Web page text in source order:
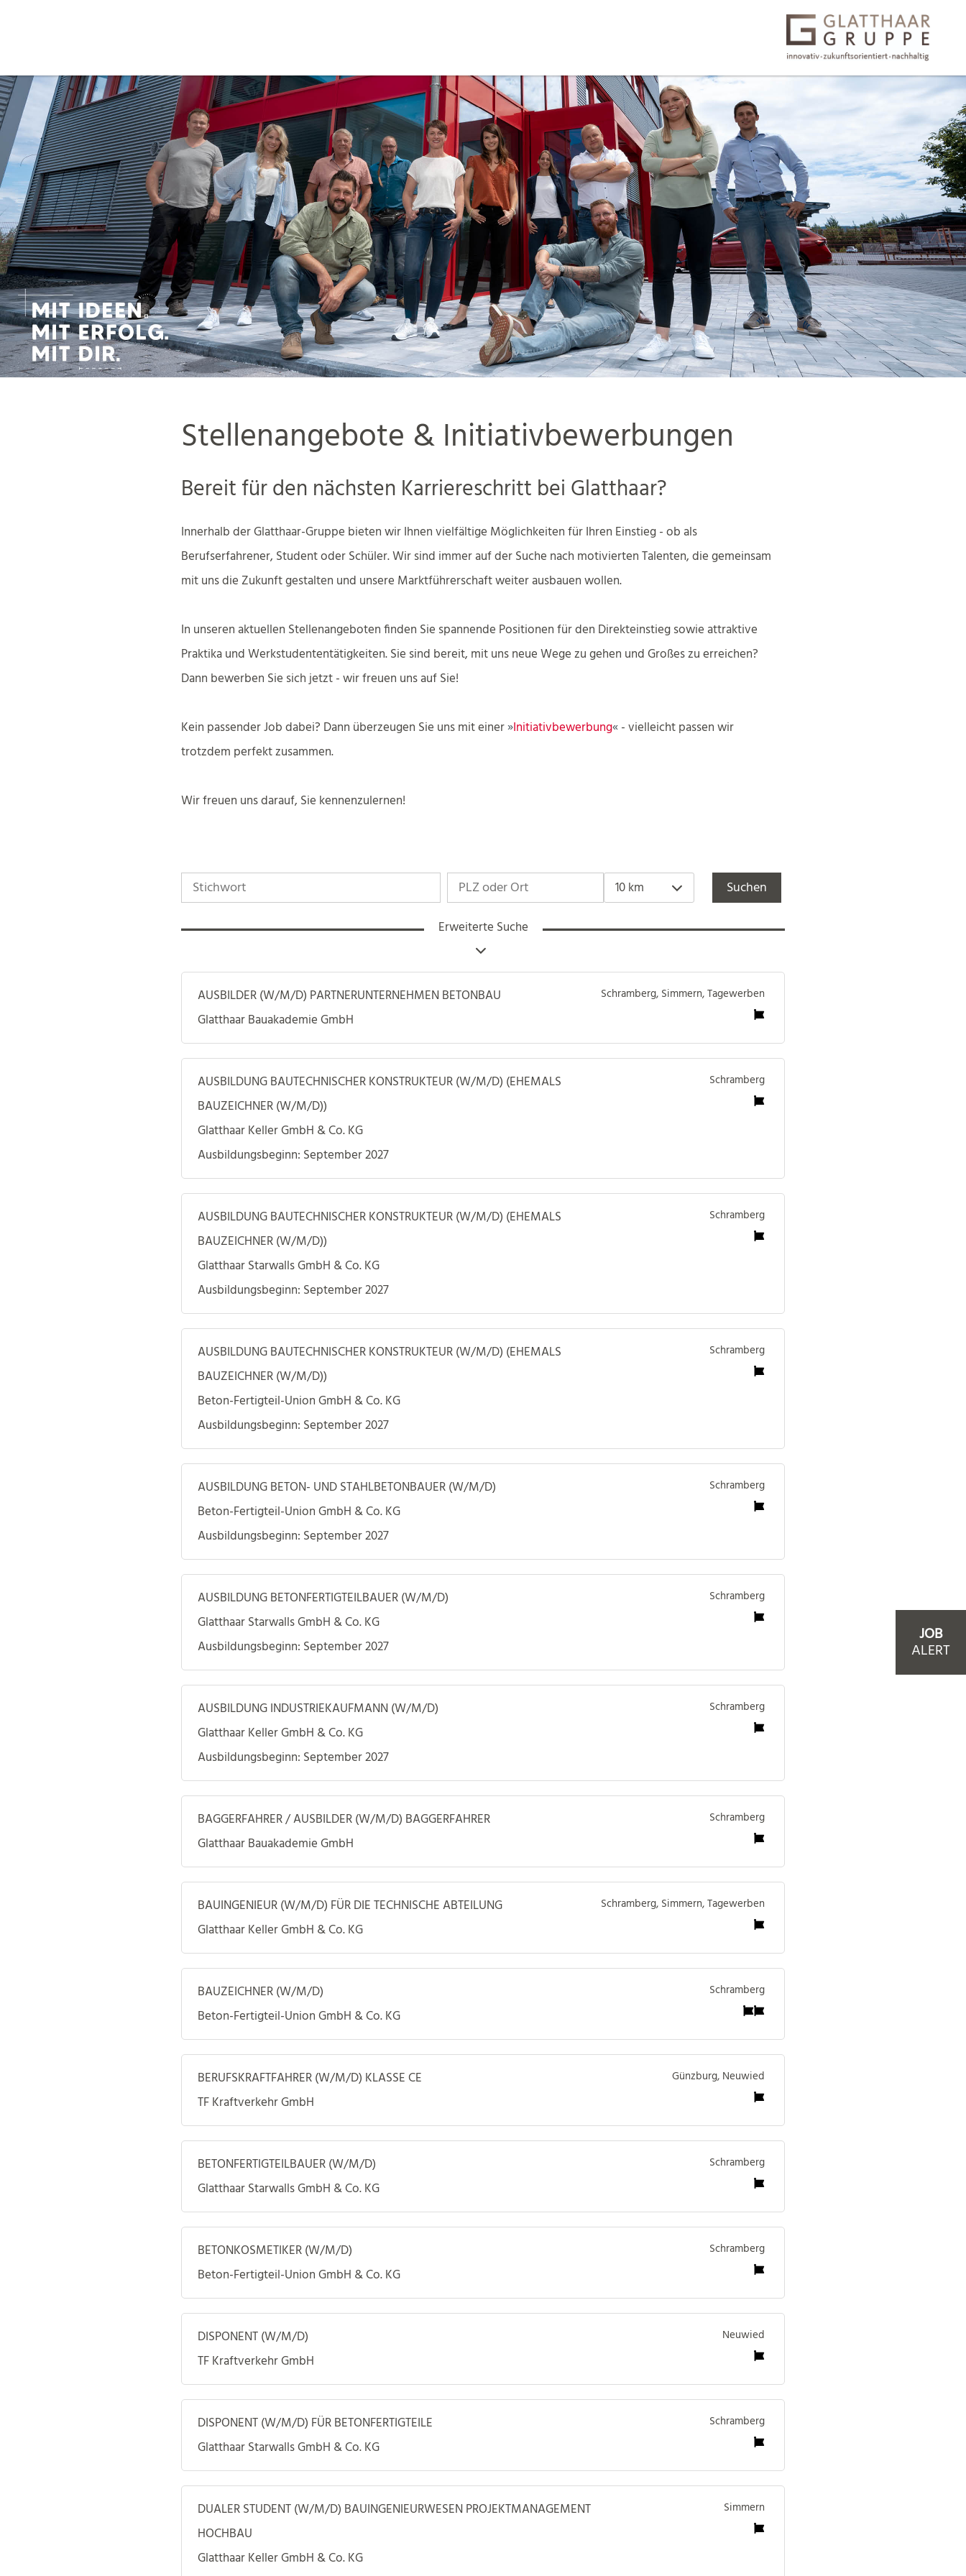
Stellenangebote & Initiativbewerbungen
Bereit für den nächsten Karriereschritt bei Glatthaar?
Innerhalb der Glatthaar-Gruppe bieten wir Ihnen vielfältige Möglichkeiten für Ihren Einstieg - ob als
Berufserfahrener, Student oder Schüler. Wir sind immer auf der Suche nach motivierten Talenten, die gemeinsam
mit uns die Zukunft gestalten und unsere Marktführerschaft weiter ausbauen wollen.
In unseren aktuellen Stellenangeboten finden Sie spannende Positionen für den Direkteinstieg sowie attraktive
Praktika und Werkstudententätigkeiten. Sie sind bereit, mit uns neue Wege zu gehen und Großes zu erreichen?
Dann bewerben Sie sich jetzt - wir freuen uns auf Sie!
Kein passender Job dabei? Dann überzeugen Sie uns mit einer Initiativbewerbung
- vielleicht passen wir
trotzdem perfekt zusammen.
Wir freuen uns darauf, Sie kennenzulernen!
10 km Suchen
Erweiterte Suche
AUSBILDER (W/M/D) PARTNERUNTERNEHMEN BETONBAU
Glatthaar Bauakademie GmbH
Schramberg, Simmern, Tagewerben
AUSBILDUNG BAUTECHNISCHER KONSTRUKTEUR (W/M/D) (EHEMALS
BAUZEICHNER (W/M/D))
Glatthaar Keller GmbH & Co. KG
Ausbildungsbeginn: September 2027
Schramberg
AUSBILDUNG BAUTECHNISCHER KONSTRUKTEUR (W/M/D) (EHEMALS
BAUZEICHNER (W/M/D))
Glatthaar Starwalls GmbH & Co. KG
Ausbildungsbeginn: September 2027
Schramberg
AUSBILDUNG BAUTECHNISCHER KONSTRUKTEUR (W/M/D) (EHEMALS
BAUZEICHNER (W/M/D))
Beton-Fertigteil-Union GmbH & Co. KG
Ausbildungsbeginn: September 2027
Schramberg
AUSBILDUNG BETON- UND STAHLBETONBAUER (W/M/D)
Beton-Fertigteil-Union GmbH & Co. KG
Ausbildungsbeginn: September 2027
Schramberg
AUSBILDUNG BETONFERTIGTEILBAUER (W/M/D)
Glatthaar Starwalls GmbH & Co. KG
Ausbildungsbeginn: September 2027
Schramberg
AUSBILDUNG INDUSTRIEKAUFMANN (W/M/D)
Glatthaar Keller GmbH & Co. KG
Ausbildungsbeginn: September 2027
Schramberg
BAGGERFAHRER / AUSBILDER (W/M/D) BAGGERFAHRER
Glatthaar Bauakademie GmbH
Schramberg
BAUINGENIEUR (W/M/D) FÜR DIE TECHNISCHE ABTEILUNG
Glatthaar Keller GmbH & Co. KG
Schramberg, Simmern, Tagewerben
BAUZEICHNER (W/M/D)
Beton-Fertigteil-Union GmbH & Co. KG
Schramberg
BERUFSKRAFTFAHRER (W/M/D) KLASSE CE
TF Kraftverkehr GmbH
Günzburg, Neuwied
BETONFERTIGTEILBAUER (W/M/D)
Glatthaar Starwalls GmbH & Co. KG
Schramberg
BETONKOSMETIKER (W/M/D)
Beton-Fertigteil-Union GmbH & Co. KG
Schramberg
DISPONENT (W/M/D)
TF Kraftverkehr GmbH
Neuwied
DISPONENT (W/M/D) FÜR BETONFERTIGTEILE
Glatthaar Starwalls GmbH & Co. KG
Schramberg
DUALER STUDENT (W/M/D) BAUINGENIEURWESEN PROJEKTMANAGEMENT
HOCHBAU
Glatthaar Keller GmbH & Co. KG
Simmern
JOB
ALERT